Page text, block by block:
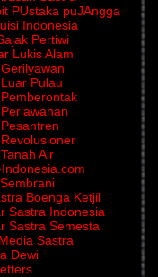
PUstaka puJAngga
Indonesia
Pertiwi
Lukis Alam
Pulau
Air
Boenga Ketjil
Sastra Indonesia
Sastra Semesta
Sastra
Dewi